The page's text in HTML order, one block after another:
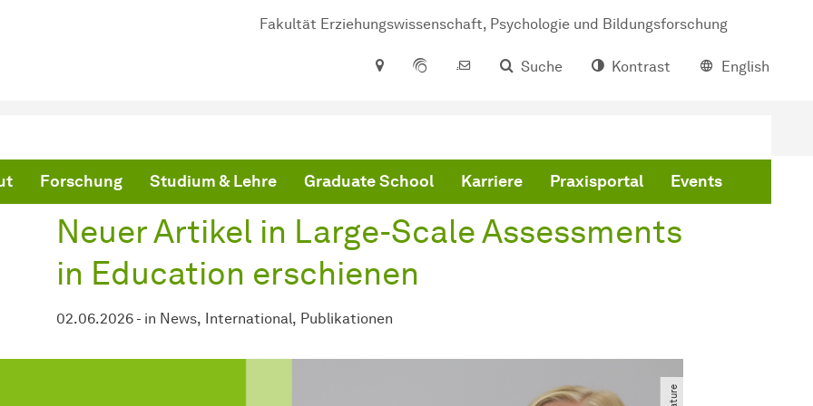
Fakultät Erziehungswissenschaft, Psychologie und Bildungsforschung
Suche
Kontrast English
Forschung Studium & Lehre Graduate School Karriere Praxisportal Events
Neuer Artikel in Large-Scale Assessments
in Education erschienen
02.06.2026 - in News International Publikationen